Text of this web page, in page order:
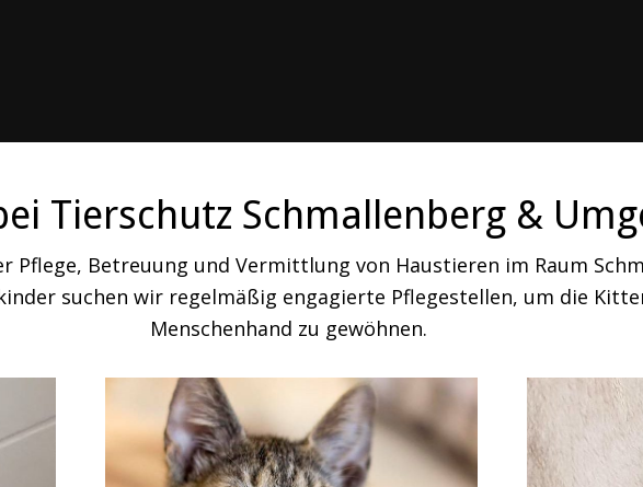
Tierschutz Schmallenberg &
Pflege, Betreuung und Vermittlung von Haustieren im Raum
suchen wir regelmäßig engagierte Pflegestellen, um die
Menschenhand zu gewöhnen.